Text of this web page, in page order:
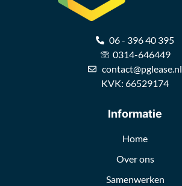
06 - 396 40 395
0314-646449
contact@pglease.nl
KVK: 66529174
Informatie
Home
Over ons
Samenwerken